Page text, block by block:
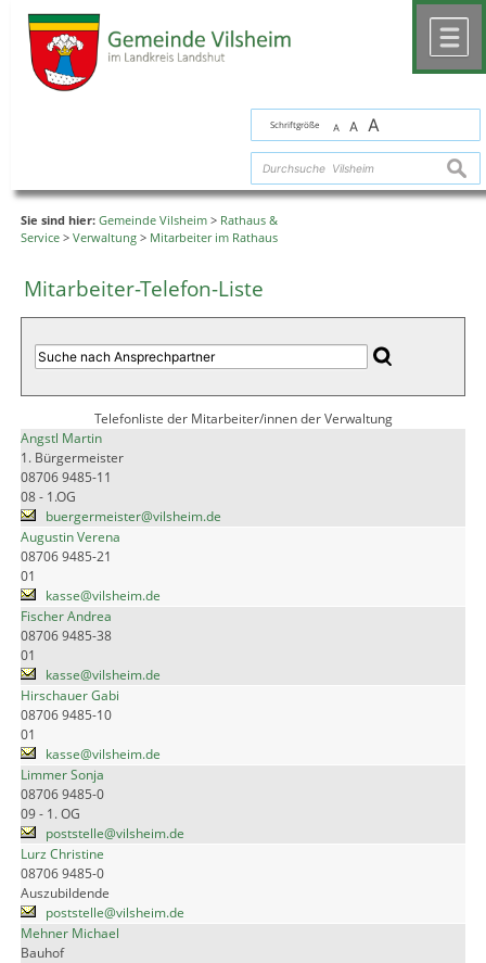
Schriftgröße A A A
Sie sind hier: Gemeinde Vilsheim > Rathaus &
Service > Verwaltung > Mitarbeiter im Rathaus
Mitarbeiter-Telefon-Liste
Telefonliste der Mitarbeiter/innen der Verwaltung
Angstl Martin
1. Bürgermeister
08706 9485-11
08 - 1.OG
buergermeister@vilsheim.de
Augustin Verena
08706 9485-21
01
kasse@vilsheim.de
Fischer Andrea
08706 9485-38
01
kasse@vilsheim.de
Hirschauer Gabi
08706 9485-10
01
kasse@vilsheim.de
Limmer Sonja
08706 9485-0
09 - 1. OG
poststelle@vilsheim.de
Lurz Christine
08706 9485-0
Auszubildende
poststelle@vilsheim.de
Mehner Michael
Bauhof